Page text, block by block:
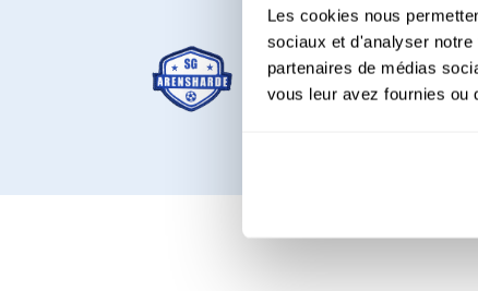
Les cookies nous
sociaux et d'analyser
partenaires de médias
vous leur avez fournies ou
À partir de
Notre produit le
personnalisés, que